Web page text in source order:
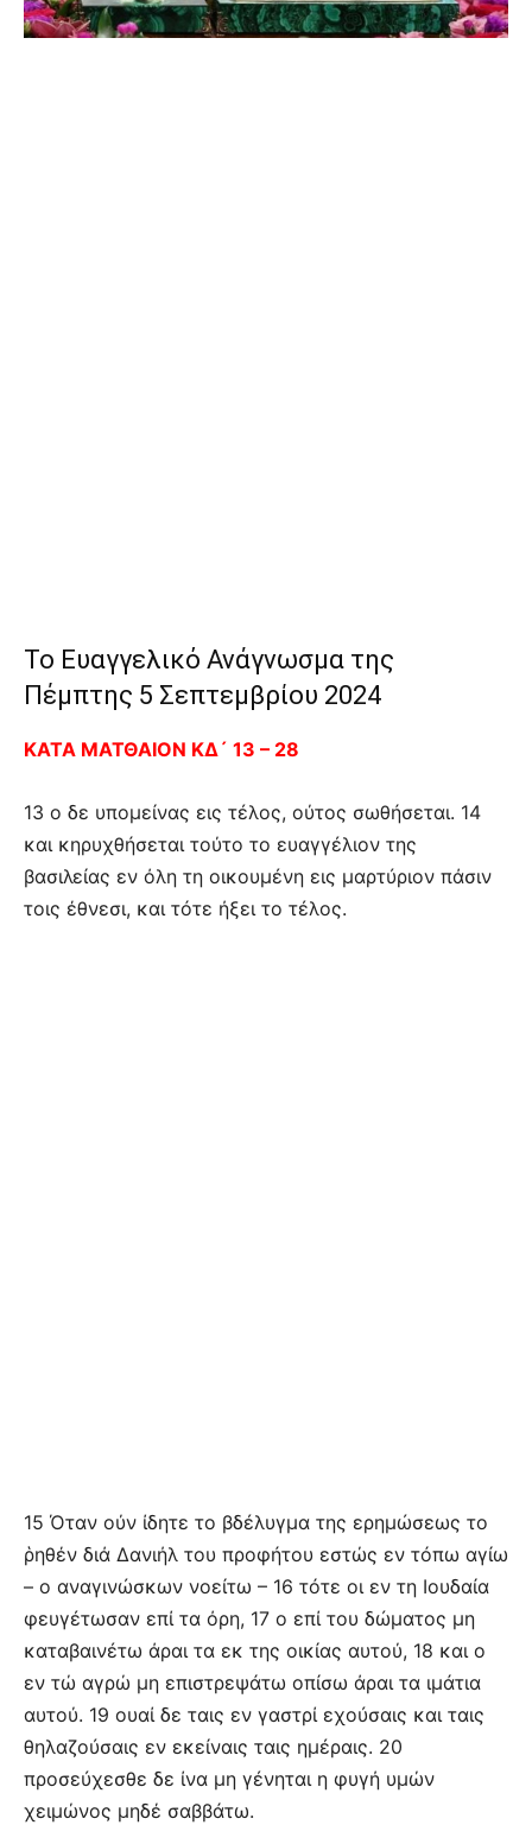
Το Ευαγγελικό Ανάγνωσμα της
Πέμπτης 5 Σεπτεμβρίου 2024
ΚΑΤΑ ΜΑΤΘΑΙΟΝ ΚΔ´ 13 – 28
13 ο δε υπομείνας εις τέλος, ούτος σωθήσεται. 14
και κηρυχθήσεται τούτο το ευαγγέλιον της
βασιλείας εν όλη τη οικουμένη εις μαρτύριον πάσιν
τοις έθνεσι, και τότε ήξει το τέλος.
15 Όταν ούν ίδητε το βδέλυγμα της ερημώσεως το
ῥηθέν διά Δανιήλ του προφήτου εστώς εν τόπω αγίω
– ο αναγινώσκων νοείτω – 16 τότε οι εν τη Ιουδαία
φευγέτωσαν επί τα όρη, 17 ο επί του δώματος μη
καταβαινέτω άραι τα εκ της οικίας αυτού, 18 και ο
εν τώ αγρώ μη επιστρεψάτω οπίσω άραι τα ιμάτια
αυτού. 19 ουαί δε ταις εν γαστρί εχούσαις και ταις
θηλαζούσαις εν εκείναις ταις ημέραις. 20
προσεύχεσθε δε ίνα μη γένηται η φυγή υμών
χειμώνος μηδέ σαββάτω.